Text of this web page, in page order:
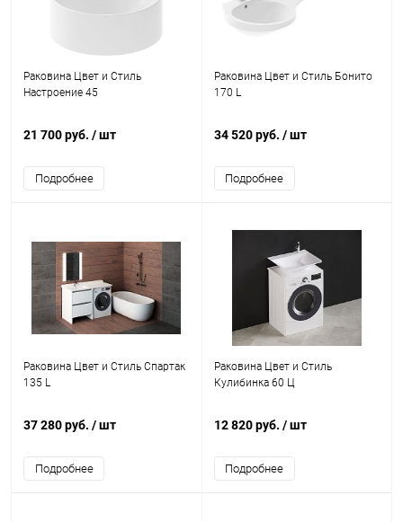
Раковина Цвет и Стиль
Настроение 45
21 700 руб. / шт
Подробнее
Раковина Цвет и Стиль Бонито
170 L
34 520 руб. / шт
Подробнее
Раковина Цвет и Стиль Спартак
135 L
37 280 руб. / шт
Подробнее
Раковина Цвет и Стиль
Кулибинка 60 Ц
12 820 руб. / шт
Подробнее